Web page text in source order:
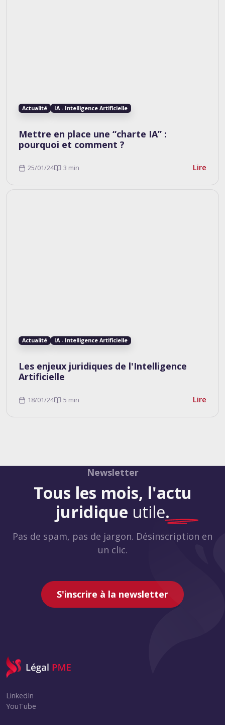
Actualité IA - Intelligence Artificielle
Mettre en place une “charte IA” :
pourquoi et comment ?
25/01/24 3 min Lire
Actualité IA - Intelligence Artificielle
Les enjeux juridiques de l'Intelligence
Artificielle
18/01/24 5 min Lire
Newsletter
Tous les mois, l'actu
juridique utile.
Pas de spam, pas de jargon. Désinscription en
un clic.
S'inscrire à la newsletter
LinkedIn
YouTube